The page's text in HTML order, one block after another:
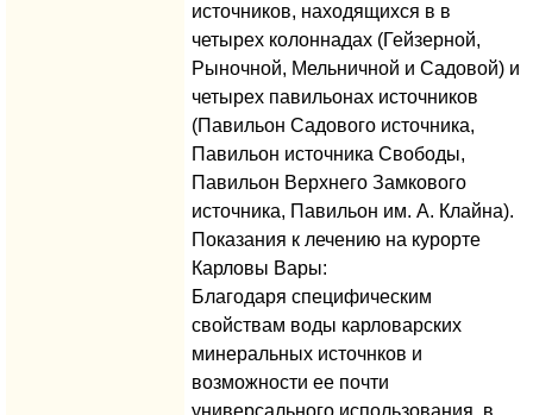
источников, находящихся в в
четырех колоннадах (Гейзерной,
Рыночной, Мельничной и Садовой) и
четырех павильонах источников
(Павильон Садового источника,
Павильон источника Свободы,
Павильон Верхнего Замкового
источника, Павильон им. А. Клайна).
Показания к лечению на курорте
Карловы Вары:
Благодаря специфическим
свойствам воды карловарских
минеральных источнков и
возможности ее почти